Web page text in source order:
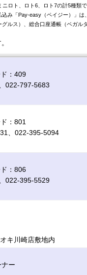
ロト、ロト6、ロト7の計5種類で
み「Pay-easy（ペイジー）」は
ルス）、総合口座通帳（ベガル
：409
022-797-5683
：801
、022-395-5094
：806
022-395-5529
キ川崎店敷地内
ー